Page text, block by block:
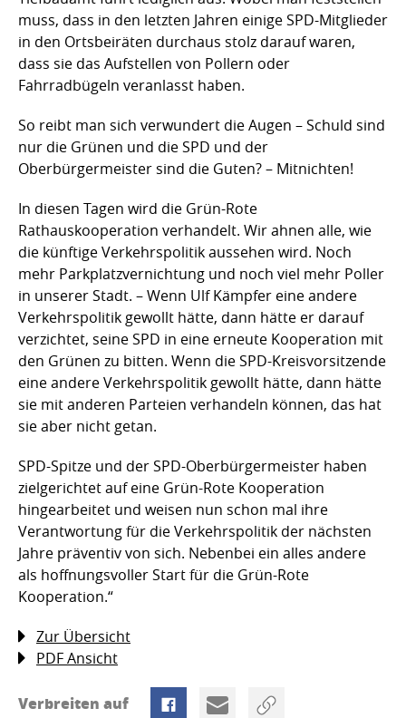
muss, dass in den letzten Jahren einige SPD-Mitglieder
in den Ortsbeiräten durchaus stolz darauf waren,
dass sie das Aufstellen von Pollern oder
Fahrradbügeln veranlasst haben.
So reibt man sich verwundert die Augen – Schuld sind
nur die Grünen und die SPD und der
Oberbürgermeister sind die Guten? – Mitnichten!
In diesen Tagen wird die Grün-Rote
Rathauskooperation verhandelt. Wir ahnen alle, wie
die künftige Verkehrspolitik aussehen wird. Noch
mehr Parkplatzvernichtung und noch viel mehr Poller
in unserer Stadt. – Wenn Ulf Kämpfer eine andere
Verkehrspolitik gewollt hätte, dann hätte er darauf
verzichtet, seine SPD in eine erneute Kooperation mit
den Grünen zu bitten. Wenn die SPD-Kreisvorsitzende
eine andere Verkehrspolitik gewollt hätte, dann hätte
sie mit anderen Parteien verhandeln können, das hat
sie aber nicht getan.
SPD-Spitze und der SPD-Oberbürgermeister haben
zielgerichtet auf eine Grün-Rote Kooperation
hingearbeitet und weisen nun schon mal ihre
Verantwortung für die Verkehrspolitik der nächsten
Jahre präventiv von sich. Nebenbei ein alles andere
als hoffnungsvoller Start für die Grün-Rote
Kooperation.“
Zur Übersicht
PDF Ansicht
Verbreiten auf